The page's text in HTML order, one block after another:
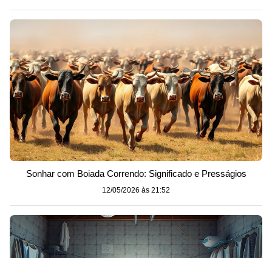
Sonhar com Boiada Correndo: Significado e Presságios
12/05/2026 às 21:52